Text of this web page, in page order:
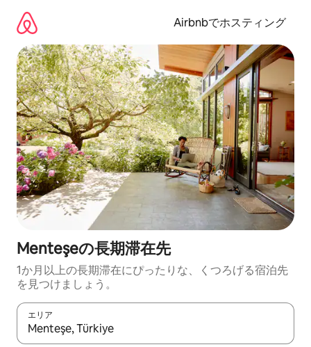
Airbnbでホスティング
Menteşeの長期滞在先
1か月以上の長期滞在にぴったりな、くつろげる宿泊先
を見つけましょう。
エリア
検索結果が表示されたら、上下の矢印キーを使って移動するか